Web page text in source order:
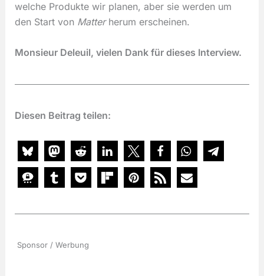
welche Produkte wir planen, aber sie werden um
den Start von Matterherum erscheinen.
Monsieur Deleuil, vielen Dank für dieses Interview.
Diesen Beitrag teilen:
Sponsor / Werbung